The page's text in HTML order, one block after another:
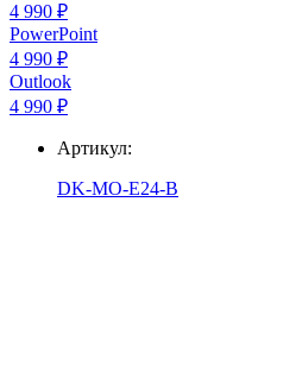
4 990 ₽
PowerPoint
4 990 ₽
Outlook
4 990 ₽
Артикул:
DK-MO-E24-B